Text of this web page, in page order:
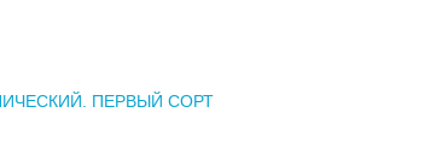
ПЕРВЫЙ СОРТ